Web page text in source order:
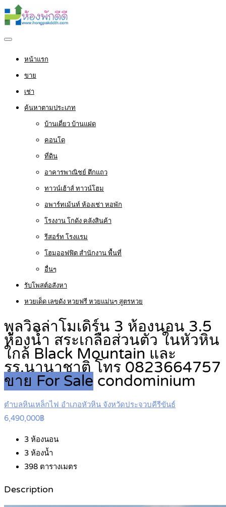
หน้าแรก
ขาย
เช่า
ค้นหาตามประเภท
บ้านเดี่ยว บ้านแฝด
คอนโด
ที่ดิน
อาคารพาณิชย์ ตึกแถว
ทาวน์เฮ้าส์ ทาวน์โฮม
อพาร์ทเม้นท์ ห้องเช่า หอพัก
โรงงาน โกดัง คลังสินค้า
รีสอร์ท โรงแรม
โฮมออฟฟิต สำนักงาน พื้นที่
อื่นๆ
รับโพสต์อสังหา
หวยเด็ด เลขดัง หวยฟรี หวยแม่นๆ สูตรหวย
พูลวิลล่าโมเดิร์น 3 ห้องนอน 3.5
ห้องน้ำ สระเกลือส่วนตัว ในหัวหิน
ใกล้ Black Mountain และ
รร.นานาชาติ โทร 0823664757
ขาย For Sale condominium
ตำบลหินเหล็กไฟ อำเภอหัวหิน จังหวัดประจวบคีรีขันธ์
6,490,000฿
3 ห้องนอน
3 ห้องน้ำ
398 ตารางเมตร
Description